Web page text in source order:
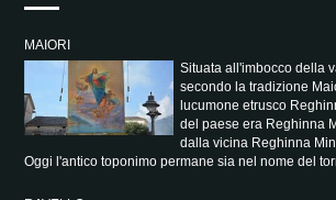
MAIORI
Situata all'imbocco della
secondo la tradizione
lucumone etrusco
del paese era Reghinna
dalla vicina Reghinna
Oggi l'antico toponimo permane sia nel nome del